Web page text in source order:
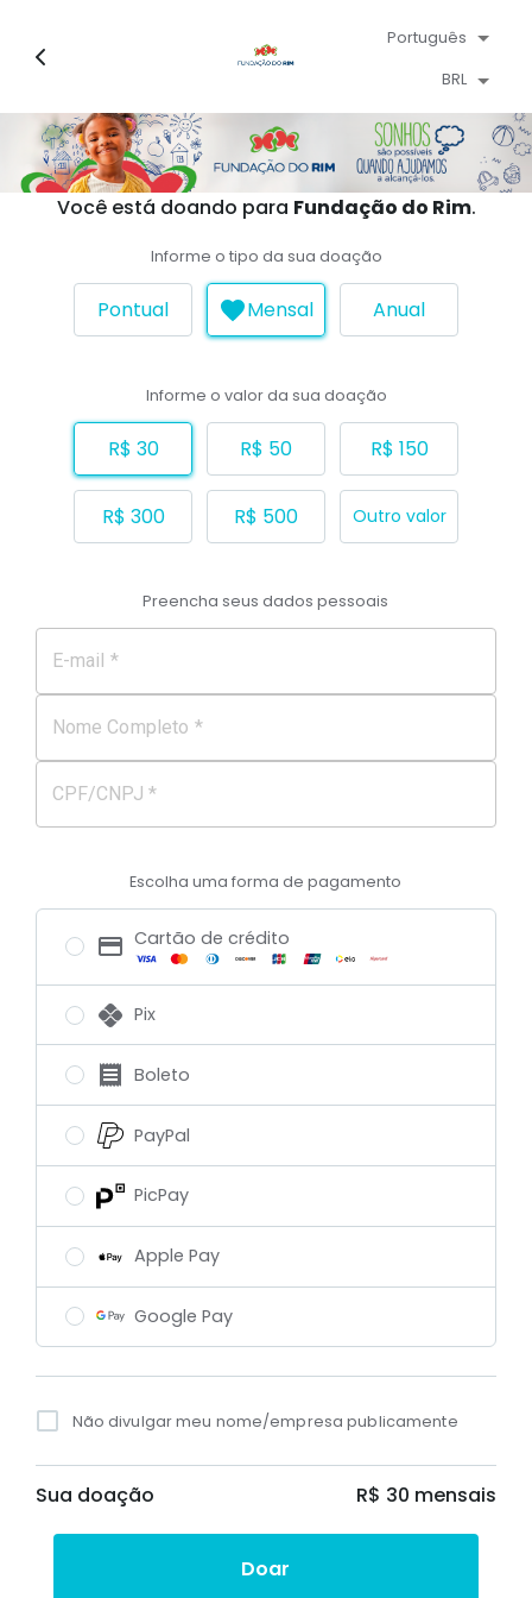
Português
BRL
Você está doando para Fundação do Rim.
Informe o tipo da sua doação
Pontual Mensal Anual
Informe o valor da sua doação
R$ 30 R$ 50 R$ 150
R$ 300 R$ 500 Outro valor
Preencha seus dados pessoais
E-mail *
Nome Completo *
CPF/CNPJ *
Escolha uma forma de pagamento
Cartão de crédito
Pix
Boleto
PayPal
PicPay
Apple Pay
Google Pay
Não divulgar meu nome/empresa publicamente
Sua doação R$ 30 mensais
Doar